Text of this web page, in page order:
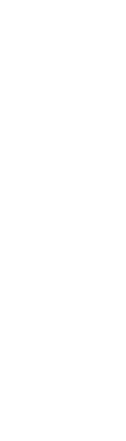
club Kidsdom, con
y supervisados.